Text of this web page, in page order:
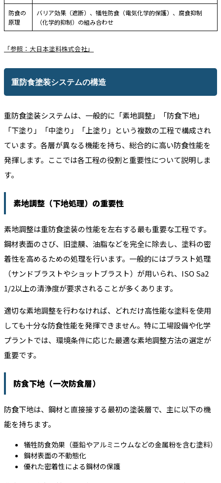
防食の
原理
バリア効果（遮断）、犠牲防食（電気化学的保護）、腐食抑制
（化学的抑制）の組み合わせ
「参照：大日本塗料株式会社」
重防食塗装システムの構造
重防食塗装システムは、一般的に「素地調整」「防食下地」
「下塗り」「中塗り」「上塗り」という複数の工程で構成され
ています。各層が異なる機能を持ち、総合的に高い防食性能を
発揮します。ここでは各工程の役割と重要性について説明しま
す。
素地調整（下地処理）の重要性
素地調整は重防食塗装の性能を左右する最も重要な工程です。
鋼材表面のさび、旧塗膜、油脂などを完全に除去し、塗料の密
着性を高めるための処理を行います。一般的にはブラスト処理
（サンドブラストやショットブラスト）が用いられ、ISO Sa2
1/2以上の清浄度が要求されることが多くあります。
適切な素地調整を行わなければ、どれだけ高性能な塗料を使用
しても十分な防食性能を発揮できません。特に工場設備や化学
プラントでは、環境条件に応じた最適な素地調整方法の選定が
重要です。
防食下地（一次防食層）
防食下地は、鋼材と直接接する最初の塗装層で、主に以下の機
能を持ちます。
犠牲防食効果（亜鉛やアルミニウムなどの金属粉を含む塗料）
鋼材表面の不動態化
優れた密着性による鋼材の保護